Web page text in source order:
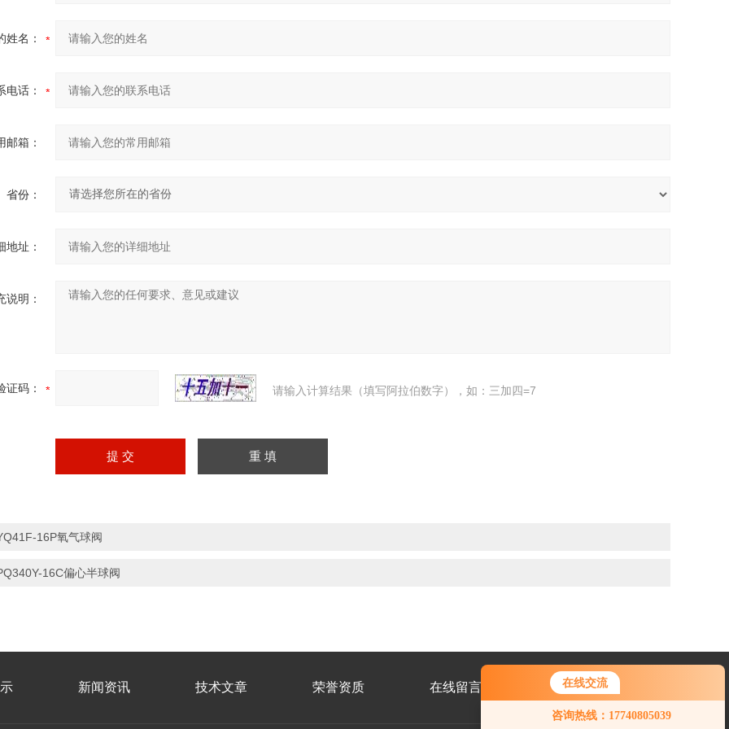
在线交流
咨询热线：17740805039
姓名：
电话：
邮箱：
省份：
地址：
说明：
证码： 请输入计算结果（填写阿拉伯数字），如：三加四=7
16P氧气球阀
16C偏心半球阀
新闻资讯 技术文章 荣誉资质 在线留言 联系我们